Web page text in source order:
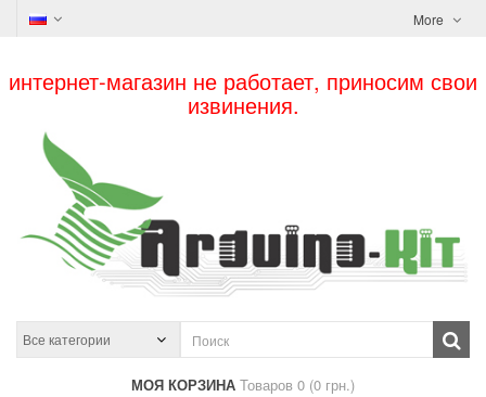
More
интернет-магазин не работает, приносим свои
извинения.
МОЯ КОРЗИНА Товаров 0 (0 грн.)